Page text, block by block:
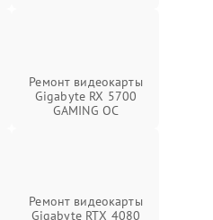
Ремонт видеокарты
Gigabyte RX 5700
GAMING OC
Ремонт видеокарты
Gigabyte RTX 4080